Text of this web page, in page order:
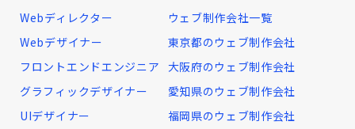
Webディレクター
Webデザイナー
フロントエンドエンジニア
グラフィックデザイナー
UIデザイナー
ウェブ制作会社一覧
東京都のウェブ制作会社
大阪府のウェブ制作会社
愛知県のウェブ制作会社
福岡県のウェブ制作会社